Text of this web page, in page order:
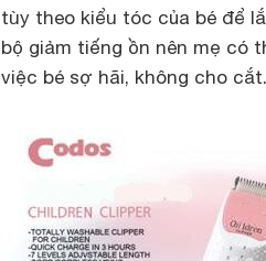
tùy theo kiểu tóc của bé để
bộ giảm tiếng ồn nên mẹ có
việc bé sợ hãi, không cho cắt.